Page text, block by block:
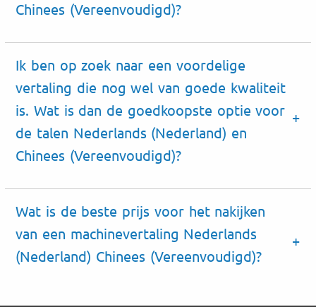
Chinees (Vereenvoudigd)?
Ik ben op zoek naar een voordelige
vertaling die nog wel van goede kwaliteit
is. Wat is dan de goedkoopste optie voor
de talen Nederlands (Nederland) en
Chinees (Vereenvoudigd)?
Wat is de beste prijs voor het nakijken
van een machinevertaling Nederlands
(Nederland) Chinees (Vereenvoudigd)?